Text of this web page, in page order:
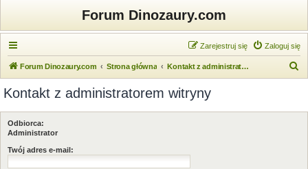
Forum Dinozaury.com
Zaloguj się
Zarejestruj się
Forum Dinozaury.com Strona główna Kontakt z administratorem witryny
k
Kontakt z administratorem witryny
Odbiorca:
Administrator
Twój adres e-mail: